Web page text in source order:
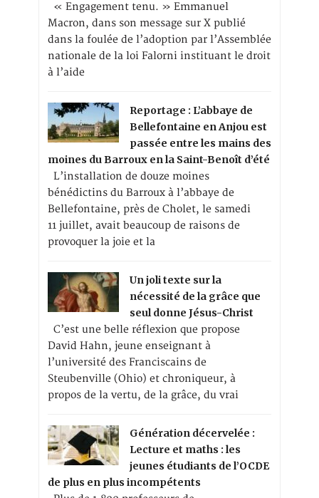
« Engagement tenu. » Emmanuel
Macron, dans son message sur X publié
dans la foulée de l’adoption par l’Assemblée
nationale de la loi Falorni instituant le droit
à l’aide
Reportage : L’abbaye de
Bellefontaine en Anjou est
passée entre les mains des
moines du Barroux en la Saint-Benoît d’été
L’installation de douze moines
bénédictins du Barroux à l’abbaye de
Bellefontaine, près de Cholet, le samedi
11 juillet, avait beaucoup de raisons de
provoquer la joie et la
Un joli texte sur la
nécessité de la grâce que
seul donne Jésus-Christ
C’est une belle réflexion que propose
David Hahn, jeune enseignant à
l’université des Franciscains de
Steubenville (Ohio) et chroniqueur, à
propos de la vertu, de la grâce, du vrai
Génération décervelée :
Lecture et maths : les
jeunes étudiants de l’OCDE
de plus en plus incompétents